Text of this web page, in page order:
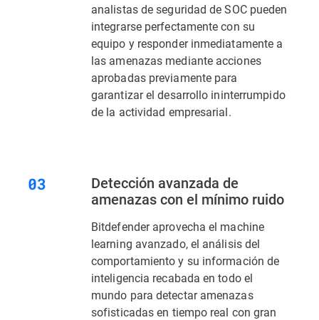
analistas de seguridad de SOC pueden
integrarse perfectamente con su
equipo y responder inmediatamente a
las amenazas mediante acciones
aprobadas previamente para
garantizar el desarrollo ininterrumpido
de la actividad empresarial.
Detección avanzada de
amenazas con el mínimo ruido
Bitdefender aprovecha el machine
learning avanzado, el análisis del
comportamiento y su información de
inteligencia recabada en todo el
mundo para detectar amenazas
sofisticadas en tiempo real con gran